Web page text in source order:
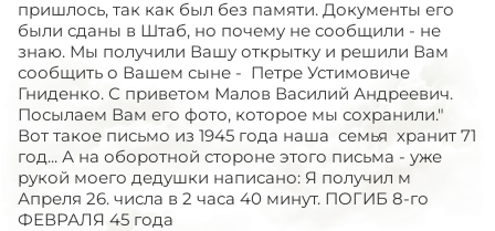
пришлось, так как был без памяти. Документы его
были сданы в Штаб, но почему не сообщили - не
знаю. Мы получили Вашу открытку и решили Вам
сообщить о Вашем сыне - Петре Устимовиче
Гниденко. С приветом Малов Василий Андреевич.
Посылаем Вам его фото, которое мы сохранили."
Вот такое письмо из 1945 года наша семья хранит 71
год... А на оборотной стороне этого письма - уже
рукой моего дедушки написано: Я получил м
Апреля 26. числа в 2 часа 40 минут. ПОГИБ 8-го
ФЕВРАЛЯ 45 года